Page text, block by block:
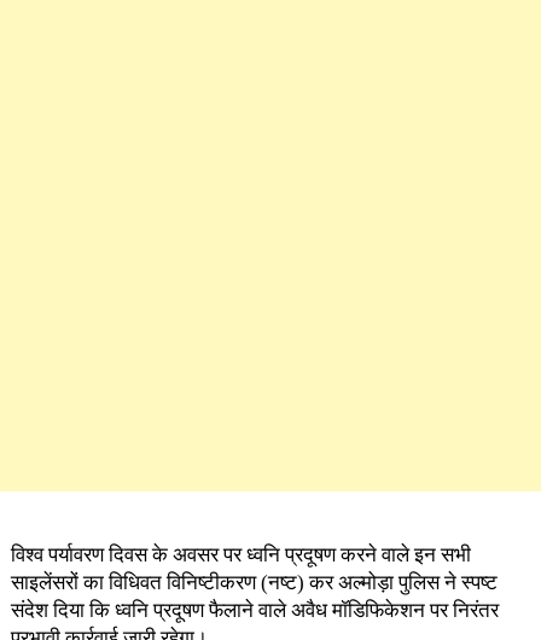
विश्व पर्यावरण दिवस के अवसर पर ध्वनि प्रदूषण करने वाले इन सभी
साइलेंसरों का विधिवत विनिष्टीकरण (नष्ट) कर अल्मोड़ा पुलिस ने स्पष्ट
संदेश दिया कि ध्वनि प्रदूषण फैलाने वाले अवैध मॉडिफिकेशन पर निरंतर